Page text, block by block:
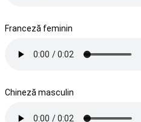
Franceză feminin
Chineză masculin